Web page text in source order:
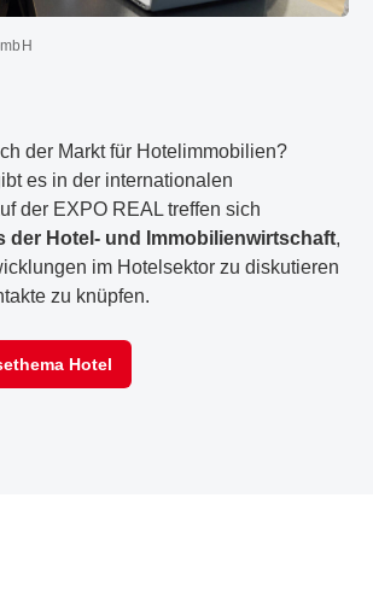
der Markt für Hotelimmobilien?
es in der internationalen
der EXPO REAL treffen sich
der Hotel- und Immobilienwirtschaft,
im Hotelsektor zu diskutieren
zu knüpfen.
Hotel